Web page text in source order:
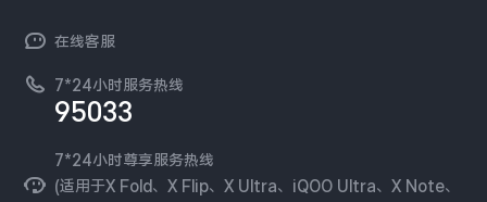
NEX系列
环保回收
安全公告
vivo 企业业务
廉正合规
国补营业执照
无线电发射设备销售备案
工作机会
新闻资讯
可持续发展
在线客服
7*24小时服务热线
95033
7*24小时尊享服务热线
(适用于X Fold、X Flip、X Ultra、iQOO Ultra、X Note、